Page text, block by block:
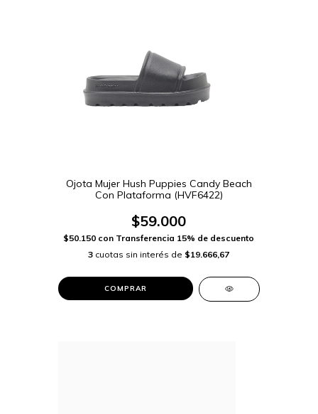
Ojota Mujer Hush Puppies Candy Beach
Con Plataforma (HVF6422)
$59.000
$50.150 con Transferencia 15% de descuento
3 cuotas sin interés de $19.666,67
COMPRAR